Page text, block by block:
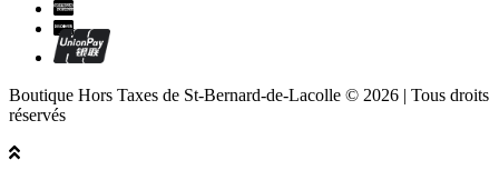
Boutique Hors Taxes de St-Bernard-de-Lacolle © 2026 | Tous droits
réservés